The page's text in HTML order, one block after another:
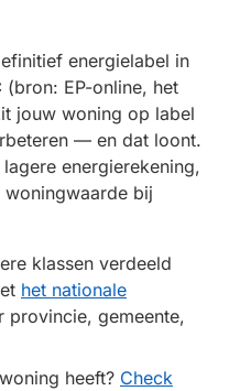
energielabel in
(bron: EP-online, het
jouw woning op label
— en dat loont.
energierekening,
bij
klassen verdeeld
het nationale
gemeente,
heeft? Check